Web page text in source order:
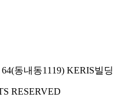
동내동1119) KERIS빌딩
RESERVED